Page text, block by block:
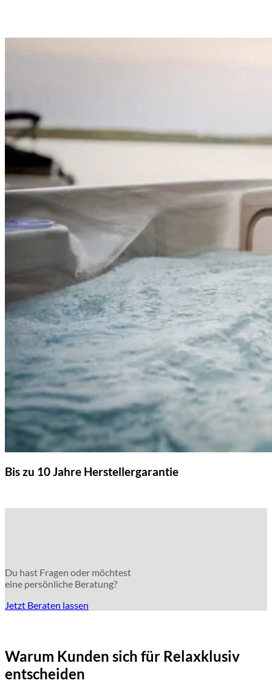
Bis zu 10 Jahre Herstellergarantie
Du hast Fragen oder möchtest
eine persönliche Beratung?
Jetzt Beraten lassen
Warum Kunden sich für Relaxklusiv
entscheiden